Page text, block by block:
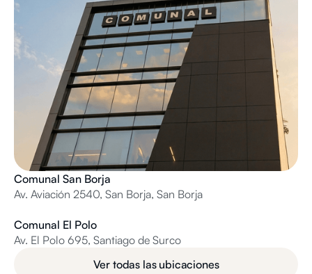
Comunal San Borja
Av. Aviación 2540, San Borja, San Borja
Comunal El Polo
Av. El Polo 695, Santiago de Surco
Ver todas las ubicaciones